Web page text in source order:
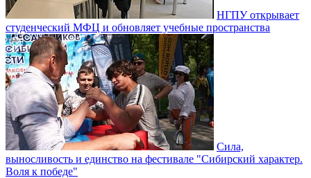
НГПУ открывает
студенческий МФЦ и обновляет учебные пространства
Сила,
выносливость и единство на фестивале "Сибирский характер.
Воля к победе"